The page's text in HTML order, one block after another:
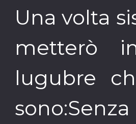
Una volta
metterò
lugubre